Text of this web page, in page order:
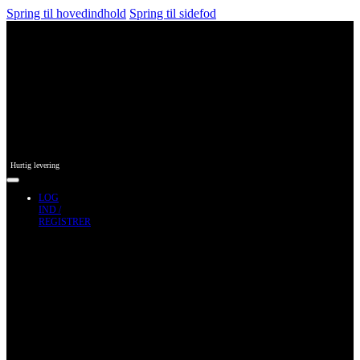
Spring til hovedindhold Spring til sidefod
Hurtig levering
LOG
IND /
REGISTRER